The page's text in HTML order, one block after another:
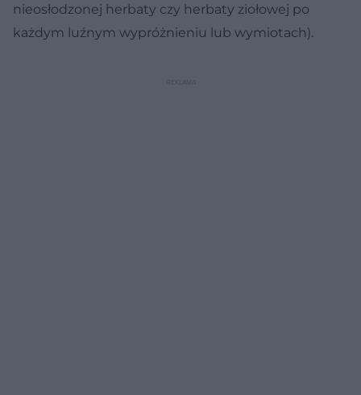
nieosłodzonej herbaty czy herbaty ziołowej po
każdym luźnym wypróżnieniu lub wymiotach).